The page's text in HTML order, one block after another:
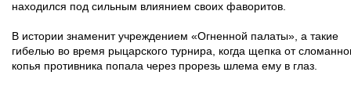
находился под сильным влиянием своих фаворитов.
В истории знаменит учреждением «Огненной палаты», а такие
гибелью во время рыцарского турнира, когда щепка от
копья противника попала через прорезь шлема ему в глаз.